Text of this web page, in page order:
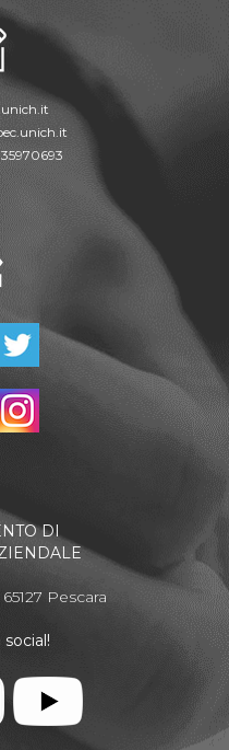
DI
Pescara